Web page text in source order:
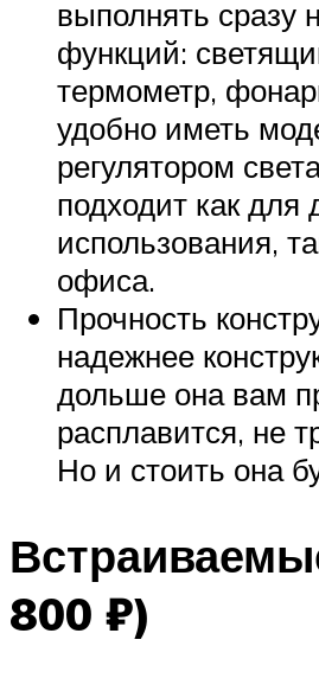
выполнять сразу
функций:
термометр,
удобно иметь
регулятором
подходит как для
использования,
офиса.
Прочность
надежнее
дольше она вам
расплавится, не
Но и стоить она
800 ₽)